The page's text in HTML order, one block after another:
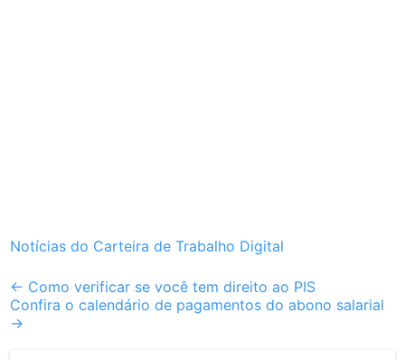
Notícias do Carteira de Trabalho Digital
Post
navigation
← Como verificar se você tem direito ao PIS
Confira o calendário de pagamentos do abono salarial
→